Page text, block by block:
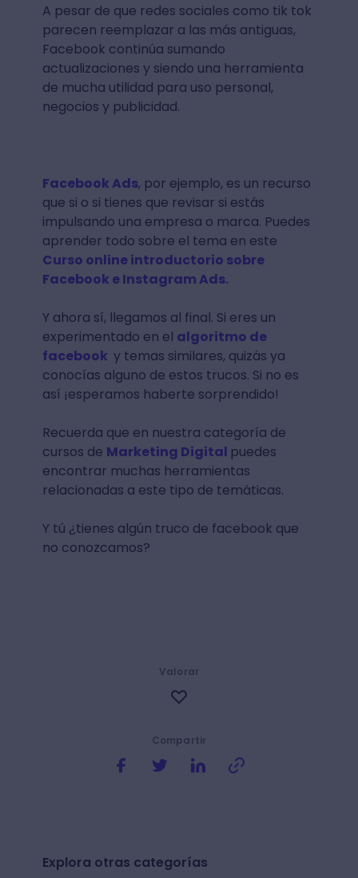
A pesar de que redes sociales como tik tok
parecen reemplazar a las más antiguas,
Facebook continúa sumando
actualizaciones y siendo una herramienta
de mucha utilidad para uso personal,
negocios y publicidad.
Facebook Ads, por ejemplo, es un recurso
que si o si tienes que revisar si estás
impulsando una empresa o marca. Puedes
aprender todo sobre el tema en este
Curso online introductorio sobre
Facebook e Instagram Ads.
Y ahora sí, llegamos al final. Si eres un
experimentado en el algoritmo de
facebook y temas similares, quizás ya
conocías alguno de estos trucos. Si no es
así ¡esperamos haberte sorprendido!
Recuerda que en nuestra categoría de
cursos de Marketing Digital puedes
encontrar muchas herramientas
relacionadas a este tipo de temáticas.
Y tú ¿tienes algún truco de facebook que
no conozcamos?
Compartir
Valorar
Explora otras categorías